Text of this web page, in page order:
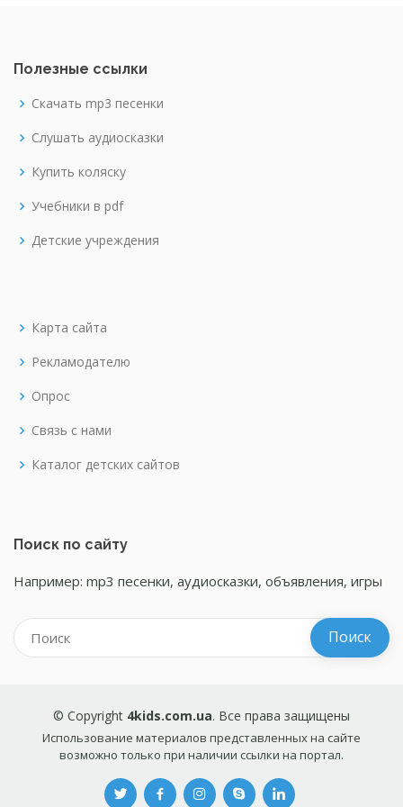
Полезные ссылки
Скачать mp3 песенки
Слушать аудиосказки
Купить коляску
Учебники в pdf
Детские учреждения
Карта сайта
Рекламодателю
Опрос
Связь с нами
Каталог детских сайтов
Поиск по сайту
Например: mp3 песенки, аудиосказки, объявления, игры
© Copyright 4kids.com.ua. Все права защищены
Использование материалов представленных на сайте
возможно только при наличии ссылки на портал.